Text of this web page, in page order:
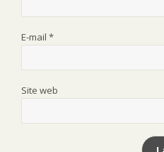
E-mail *
Site web